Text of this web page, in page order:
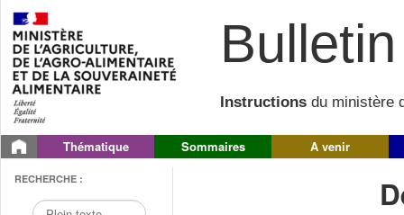
Instructions du ministère
Thématique Sommaires A venir
RECHERCHE :